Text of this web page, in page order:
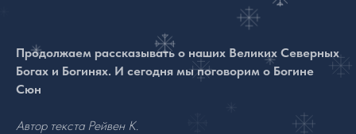
Продолжаем рассказывать о наших Великих Северных
Богах и Богинях. И сегодня мы поговорим о Богине
Сюн
Автор текста Рейвен К.